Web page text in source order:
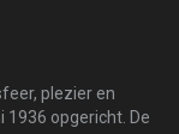
plezier en
1936 opgericht. De